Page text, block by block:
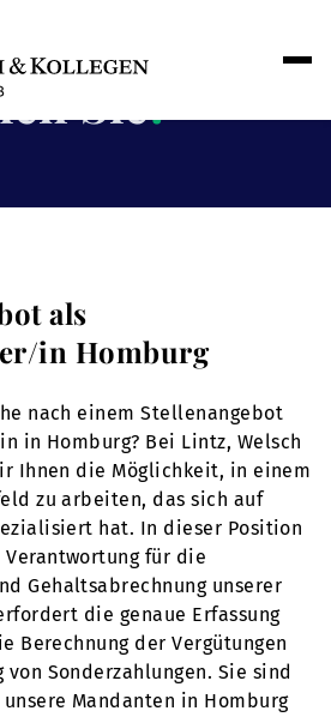
Sie!
als
in Homburg
nach einem Stellenangebot
in Homburg? Bei Lintz, Welsch
Ihnen die Möglichkeit, in einem
zu arbeiten, das sich auf
hat. In dieser Position
für die
Gehaltsabrechnung unserer
die genaue Erfassung
Berechnung der Vergütungen
Sonderzahlungen. Sie sind
Mandanten in Homburg